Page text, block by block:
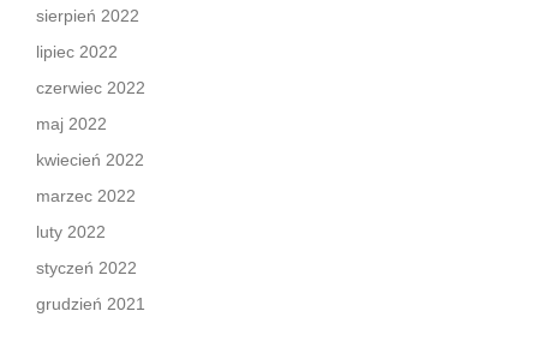
sierpień 2022
lipiec 2022
czerwiec 2022
maj 2022
kwiecień 2022
marzec 2022
luty 2022
styczeń 2022
grudzień 2021